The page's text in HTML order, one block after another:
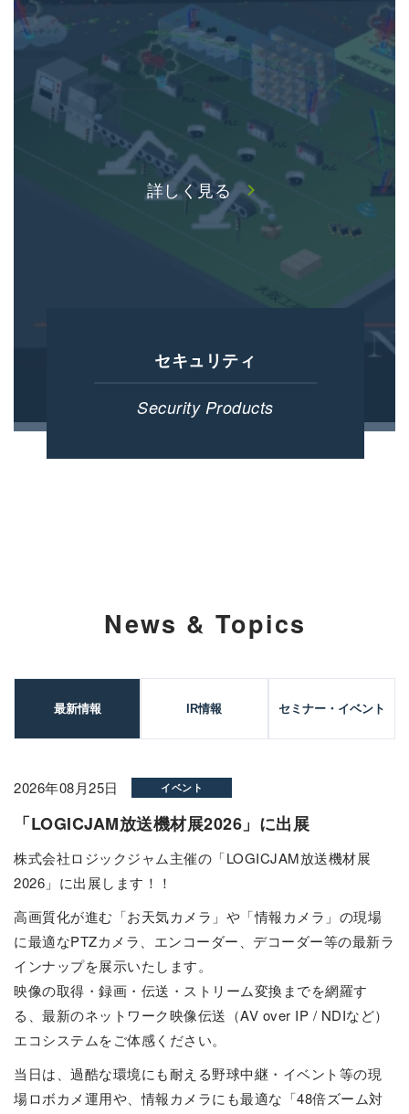
詳しく見るchevron_right
セキュリティ
Security Products
News & Topics
最新情報 IR情報 セミナー・イベント
2026年08月25日 イベント
「LOGICJAM放送機材展2026」に出展
株式会社ロジックジャム主催の「LOGICJAM放送機材展
2026」に出展します！！
高画質化が進む「お天気カメラ」や「情報カメラ」の現場
に最適なPTZカメラ、エンコーダー、デコーダー等の最新ラ
インナップを展示いたします。
映像の取得・録画・伝送・ストリーム変換までを網羅す
る、最新のネットワーク映像伝送（AV over IP / NDIなど）
エコシステムをご体感ください。
当日は、過酷な環境にも耐える野球中継・イベント等の現
場ロボカメ運用や、情報カメラにも最適な「48倍ズーム対